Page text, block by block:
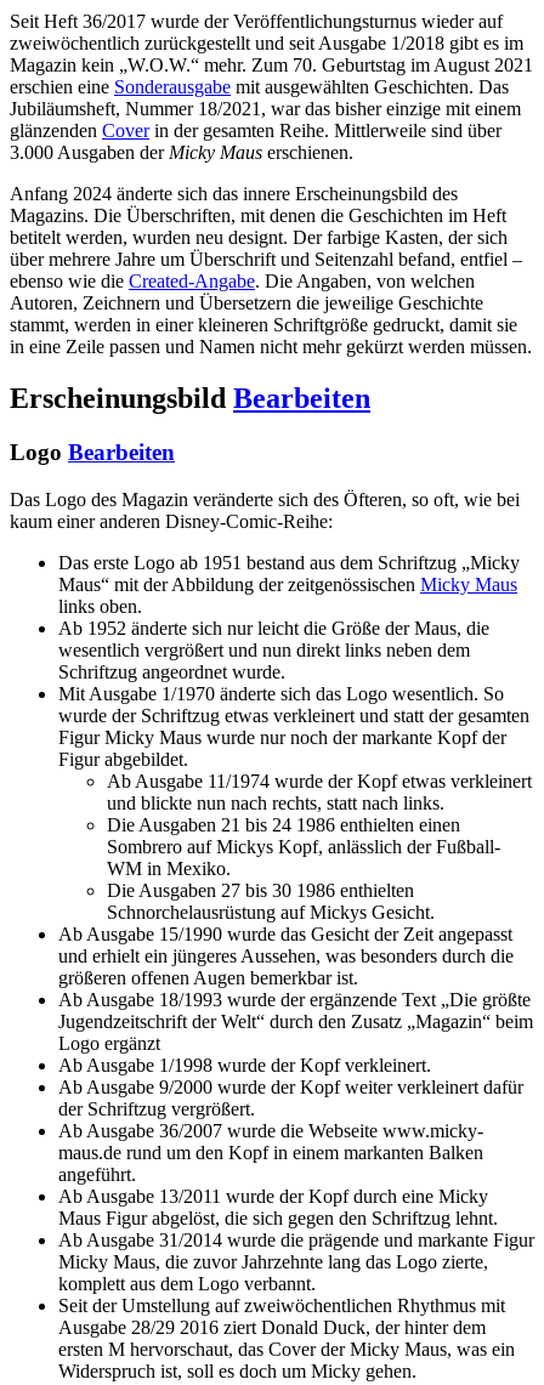
Seit Heft 36/2017 wurde der Veröffentlichungsturnus wieder auf
zweiwöchentlich zurückgestellt und seit Ausgabe 1/2018 gibt es im
Magazin kein „W.O.W.“ mehr. Zum 70. Geburtstag im August 2021
erschien eine Sonderausgabe mit ausgewählten Geschichten. Das
Jubiläumsheft, Nummer 18/2021, war das bisher einzige mit einem
glänzenden Coverin der gesamten Reihe. Mittlerweile sind über
3.000 Ausgaben der Micky Maus erschienen.
Anfang 2024 änderte sich das innere Erscheinungsbild des
Magazins. Die Überschriften, mit denen die Geschichten im Heft
betitelt werden, wurden neu designt. Der farbige Kasten, der sich
über mehrere Jahre um Überschrift und Seitenzahl befand, entfiel –
ebenso wie die Created-Angabe. Die Angaben, von welchen
Autoren, Zeichnern und Übersetzern die jeweilige Geschichte
stammt, werden in einer kleineren Schriftgröße gedruckt, damit sie
in eine Zeile passen und Namen nicht mehr gekürzt werden müssen.
Erscheinungsbild Bearbeiten
Logo Bearbeiten
Das Logo des Magazin veränderte sich des Öfteren, so oft, wie bei
kaum einer anderen Disney-Comic-Reihe:
Das erste Logo ab 1951 bestand aus dem Schriftzug „Micky
Maus“ mit der Abbildung der zeitgenössischen Micky Maus
links oben.
Ab 1952 änderte sich nur leicht die Größe der Maus, die
wesentlich vergrößert und nun direkt links neben dem
Schriftzug angeordnet wurde.
Mit Ausgabe 1/1970 änderte sich das Logo wesentlich. So
wurde der Schriftzug etwas verkleinert und statt der gesamten
Figur Micky Maus wurde nur noch der markante Kopf der
Figur abgebildet.
Ab Ausgabe 11/1974 wurde der Kopf etwas verkleinert
und blickte nun nach rechts, statt nach links.
Die Ausgaben 21 bis 24 1986 enthielten einen
Sombrero auf Mickys Kopf, anlässlich der Fußball-
WM in Mexiko.
Die Ausgaben 27 bis 30 1986 enthielten
Schnorchelausrüstung auf Mickys Gesicht.
Ab Ausgabe 15/1990 wurde das Gesicht der Zeit angepasst
und erhielt ein jüngeres Aussehen, was besonders durch die
größeren offenen Augen bemerkbar ist.
Ab Ausgabe 18/1993 wurde der ergänzende Text „Die größte
Jugendzeitschrift der Welt“ durch den Zusatz „Magazin“ beim
Logo ergänzt
Ab Ausgabe 1/1998 wurde der Kopf verkleinert.
Ab Ausgabe 9/2000 wurde der Kopf weiter verkleinert dafür
der Schriftzug vergrößert.
Ab Ausgabe 36/2007 wurde die Webseite www.micky-
maus.de rund um den Kopf in einem markanten Balken
angeführt.
Ab Ausgabe 13/2011 wurde der Kopf durch eine Micky
Maus Figur abgelöst, die sich gegen den Schriftzug lehnt.
Ab Ausgabe 31/2014 wurde die prägende und markante Figur
Micky Maus, die zuvor Jahrzehnte lang das Logo zierte,
komplett aus dem Logo verbannt.
Seit der Umstellung auf zweiwöchentlichen Rhythmus mit
Ausgabe 28/29 2016 ziert Donald Duck, der hinter dem
ersten M hervorschaut, das Cover der Micky Maus, was ein
Widerspruch ist, soll es doch um Micky gehen.